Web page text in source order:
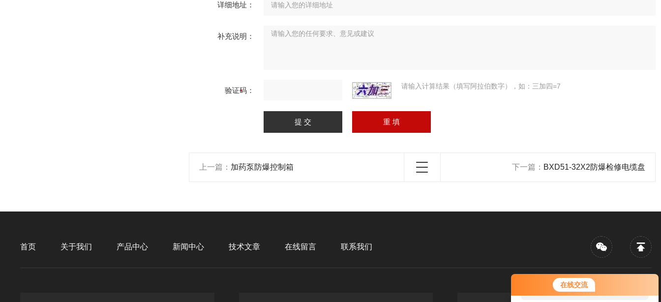
在线交流
您好！欢迎前来咨询，很高兴为您
服务，请问您要咨询什么问题呢？
详细地址：
补充说明：
验证码： 请输入计算结果（填写阿拉伯数字），如：三加四=7
上一篇： 加药泵防爆控制箱 下一篇： BXD51-32X2防爆检修电缆盘
首页 关于我们 产品中心 新闻中心 技术文章 在线留言 联系我们